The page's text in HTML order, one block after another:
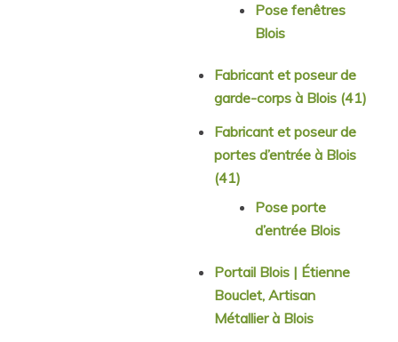
Pose fenêtres
Blois
Fabricant et poseur de
garde-corps à Blois (41)
Fabricant et poseur de
portes d’entrée à Blois
(41)
Pose porte
d’entrée Blois
Portail Blois | Étienne
Bouclet, Artisan
Métallier à Blois